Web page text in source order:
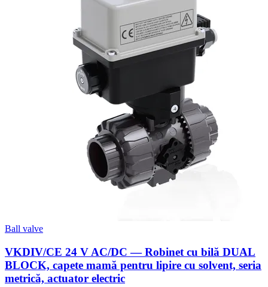
Ball valve
VKDIV/CE 24 V AC/DC — Robinet cu bilă DUAL
BLOCK, capete mamă pentru lipire cu solvent, seria
metrică, actuator electric